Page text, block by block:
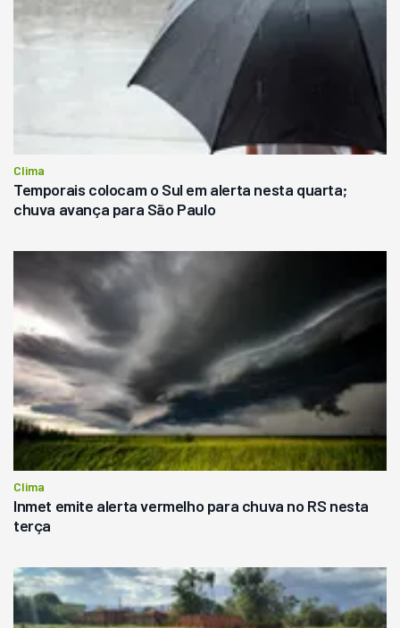
Clima
Temporais colocam o Sul em alerta nesta quarta;
chuva avança para São Paulo
Clima
Inmet emite alerta vermelho para chuva no RS nesta
terça